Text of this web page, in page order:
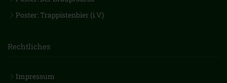
Poster: Trappistenbier (i.V.)
Rechtliches
Impressum